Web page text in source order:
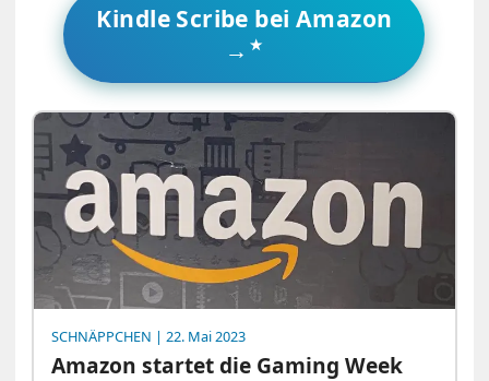
Kindle Scribe bei Amazon
→
SCHNÄPPCHEN | 22. Mai 2023
Amazon startet die Gaming Week